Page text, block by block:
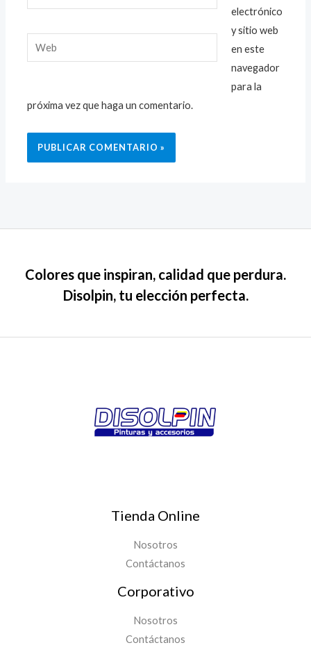
electrónico*
Web
electrónico
y sitio web
en este
navegador
para la
próxima vez que haga un comentario.
Colores que inspiran, calidad que perdura.
Disolpin, tu elección perfecta.
Tienda Online
Nosotros
Contáctanos
Corporativo
Nosotros
Contáctanos